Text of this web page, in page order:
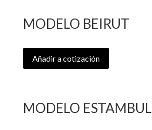
MODELO BEIRUT
Añadir a cotización
MODELO ESTAMBUL